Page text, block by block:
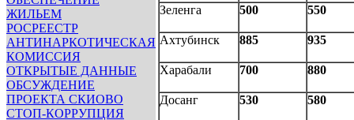
ЖИЛЬЕМ
РОСРЕЕСТР
АНТИНАРКОТИЧЕСКАЯ
КОМИССИЯ
ОТКРЫТЫЕ ДАННЫЕ
ОБСУЖДЕНИЕ
ПРОЕКТА СКИОВО
СТОП-КОРРУПЦИЯ
Зеленга 500 550
Ахтубинск 885 935
Харабали 700 880
Досанг 530 580